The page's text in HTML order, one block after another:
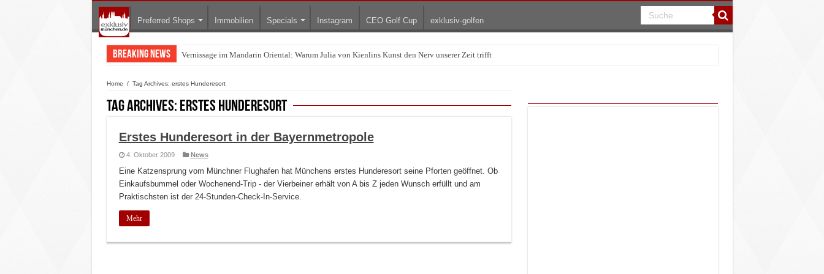
Preferred Shops Immobilien Specials Instagram CEO Golf Cup exklusiv-golfen
Breaking News Vernissage im Mandarin Oriental: Warum Julia von Kienlins Kunst den Nerv unserer Zeit trifft
Home / Tag Archives: erstes Hunderesort
Tag Archives: erstes Hunderesort
Erstes Hunderesort in der Bayernmetropole
4. Oktober 2009 News
Eine Katzensprung vom Münchner Flughafen hat Münchens erstes Hunderesort seine Pforten geöffnet. Ob
Einkaufsbummel oder Wochenend-Trip - der Vierbeiner erhält von A bis Z jeden Wunsch erfüllt und am
Praktischsten ist der 24-Stunden-Check-In-Service.
Mehr